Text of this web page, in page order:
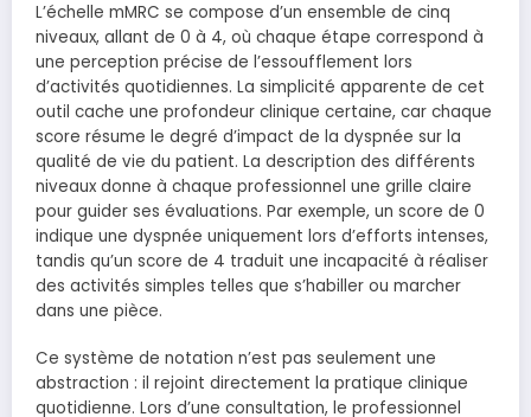
L’échelle mMRC se compose d’un ensemble de cinq
niveaux, allant de 0 à 4, où chaque étape correspond à
une perception précise de l’essoufflement lors
d’activités quotidiennes. La simplicité apparente de cet
outil cache une profondeur clinique certaine, car chaque
score résume le degré d’impact de la dyspnée sur la
qualité de vie du patient. La description des différents
niveaux donne à chaque professionnel une grille claire
pour guider ses évaluations. Par exemple, un score de 0
indique une dyspnée uniquement lors d’efforts intenses,
tandis qu’un score de 4 traduit une incapacité à réaliser
des activités simples telles que s’habiller ou marcher
dans une pièce.
Ce système de notation n’est pas seulement une
abstraction : il rejoint directement la pratique clinique
quotidienne. Lors d’une consultation, le professionnel